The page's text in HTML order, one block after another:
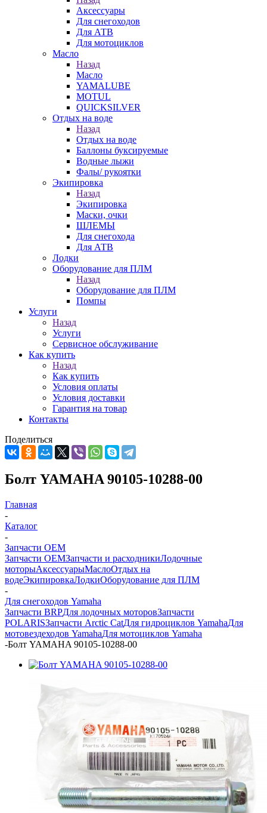
Аксессуары
Для снегоходов
Для АТВ
Для мотоциклов
Масло
Назад
Масло
YAMALUBE
MOTUL
QUICKSILVER
Отдых на воде
Назад
Отдых на воде
Баллоны буксируемые
Водные лыжи
Фалы/ рукоятки
Экипировка
Назад
Экипировка
Маски, очки
ШЛЕМЫ
Для снегохода
Для АТВ
Лодки
Оборудование для ПЛМ
Назад
Оборудование для ПЛМ
Помпы
Услуги
Назад
Услуги
Сервисное обслуживание
Как купить
Назад
Как купить
Условия оплаты
Условия доставки
Гарантия на товар
Контакты
Поделиться
Болт YAMAHA 90105-10288-00
Главная
-
Каталог
-
Запчасти OEM
Запчасти OEMЗапчасти и расходникиЛодочные
моторыАксессуарыМаслоОтдых на
водеЭкипировкаЛодкиОборудование для ПЛМ
-
Для снегоходов Yamaha
Запчасти BRPДля лодочных моторовЗапчасти
POLARISЗапчасти Arctic CatДля гидроциклов YamahaДля
мотовездеходов YamahaДля мотоциклов Yamaha
-Болт YAMAHA 90105-10288-00